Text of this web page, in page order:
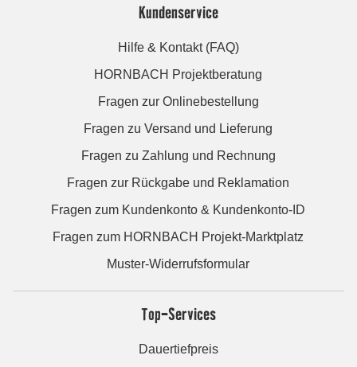
Kundenservice
Hilfe & Kontakt (FAQ)
HORNBACH Projektberatung
Fragen zur Onlinebestellung
Fragen zu Versand und Lieferung
Fragen zu Zahlung und Rechnung
Fragen zur Rückgabe und Reklamation
Fragen zum Kundenkonto & Kundenkonto-ID
Fragen zum HORNBACH Projekt-Marktplatz
Muster-Widerrufsformular
Top-Services
Dauertiefpreis